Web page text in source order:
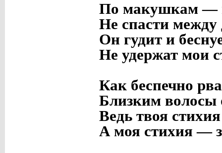
По макушкам —
Не спасти между
Он гудит и
Не удержат мои
Как беспечно
Близким волосы
Ведь твоя
А моя стихия —